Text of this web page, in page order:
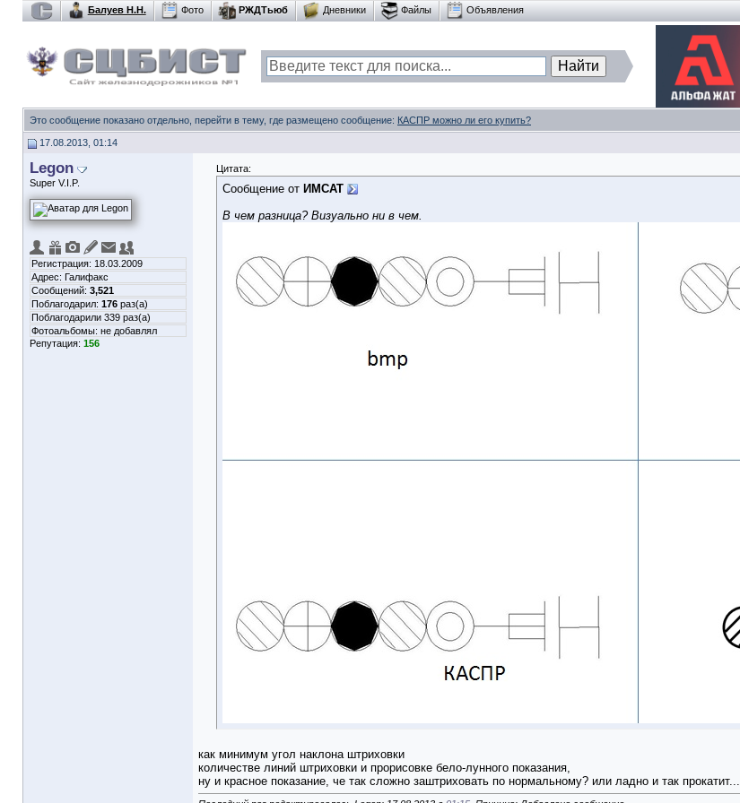
Балуев Н.Н. Фото РЖДТьюб Дневники Файлы Объявления
Это сообщение показано отдельно, перейти в тему, где размещено сообщение: КАСПР можно ли его купить?
17.08.2013, 01:14
Legon
Super V.I.P.
Регистрация: 18.03.2009
Адрес: Галифакс
Сообщений: 3,521
Поблагодарил: 176 раз(а)
Поблагодарили 339 раз(а)
Фотоальбомы: не добавлял
Репутация: 156
Цитата:
Сообщение от ИМСАТ
В чем разница? Визуально ни в чем.
как минимум угол наклона штриховки
количестве линий штриховки и прорисовке бело-лунного показания,
ну и красное показание, че так сложно заштриховать по нормальному? или ладно и так прокатит...